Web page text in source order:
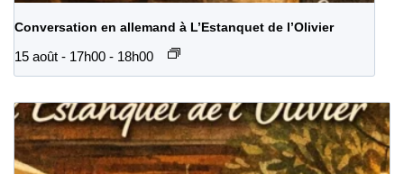
Conversation en allemand à L’Estanquet de l’Olivier
15 août - 17h00 - 18h00